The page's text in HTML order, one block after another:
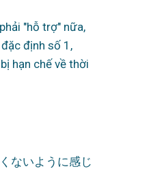
"hỗ trợ" nữa,
định số 1,
hạn chế về thời
ないように感じ